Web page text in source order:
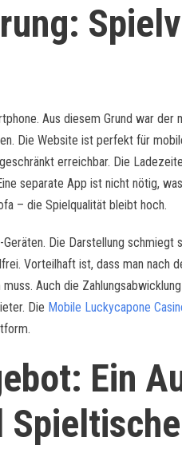
Aus diesem Grund war der
Die Website ist perfekt für
erreichbar. Die
separate App ist nicht nötig,
– die Spielqualität bleibt hoch.
Die Darstellung schmiegt
Vorteilhaft ist, dass man nach
Auch die
Die Mobile Luckycapone
Ein
Spieltische